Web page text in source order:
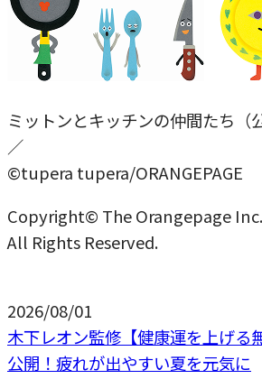
ミットンとキッチンの仲間たち（
／
©tupera tupera/ORANGEPAGE
Copyright© The Orangepage Inc.
All Rights Reserved.
2026/08/01
木下レオン監修【健康運を上げる
公開！疲れが出やすい夏を元気に